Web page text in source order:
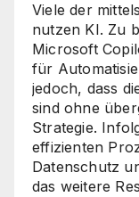
Viele der
nutzen KI. Zu
Microsoft
für
jedoch, dass
sind ohne
Strategie.
effizienten
Datenschutz
das weitere